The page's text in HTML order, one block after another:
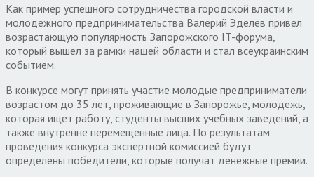
Как пример успешного сотрудничества городской власти и
молодежного предпринимательства Валерий Эделев привел
возрастающую популярность Запорожского IT-форума,
который вышел за рамки нашей области и стал всеукраинским
событием.
В конкурсе могут принять участие молодые предприниматели
возрастом до 35 лет, проживающие в Запорожье, молодежь,
которая ищет работу, студенты высших учебных заведений, а
также внутренне перемещенные лица. По результатам
проведения конкурса экспертной комиссией будут
определены победители, которые получат денежные премии.